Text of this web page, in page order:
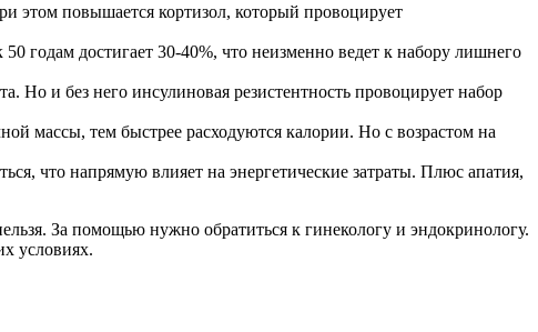
этом повышается кортизол, который провоцирует
годам достигает 30-40%, что неизменно ведет к набору лишнего
Но и без него инсулиновая резистентность провоцирует набор
массы, тем быстрее расходуются калории. Но с возрастом на
что напрямую влияет на энергетические затраты. Плюс апатия,
За помощью нужно обратиться к гинекологу и эндокринологу.
условиях.